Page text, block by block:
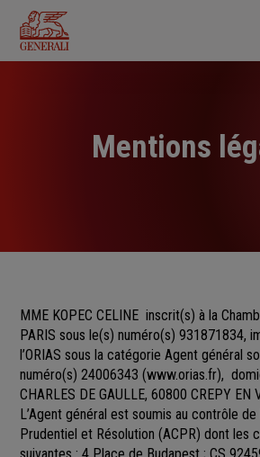
contenu
principal
Mentions
MME KOPEC CELINE inscrit(s) à la
PARIS sous le(s) numéro(s) 931871834,
l’ORIAS sous la catégorie Agent général
numéro(s) 24006343 (www.orias.fr),
CHARLES DE GAULLE, 60800 CREPY EN
L’Agent général est soumis au contrôle
Prudentiel et Résolution (ACPR) dont les